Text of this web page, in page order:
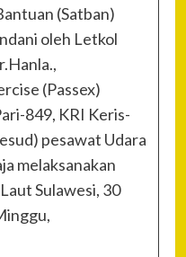
(Satban)
oleh Letkol
(Passex)
849, KRI Keris-
pesawat Udara
melaksanakan
Sulawesi, 30